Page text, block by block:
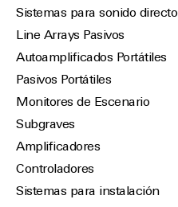
Sistemas para sonido directo
Line Arrays Pasivos
Autoamplificados Portátiles
Pasivos Portátiles
Monitores de Escenario
Subgraves
Amplificadores
Controladores
Sistemas para instalación